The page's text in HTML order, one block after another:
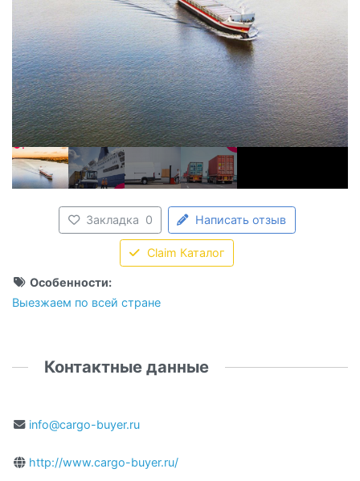
Закладка 0 Написать отзыв
Claim Каталог
Особенности:
Выезжаем по всей стране
Контактные данные
info@cargo-buyer.ru
http://www.cargo-buyer.ru/